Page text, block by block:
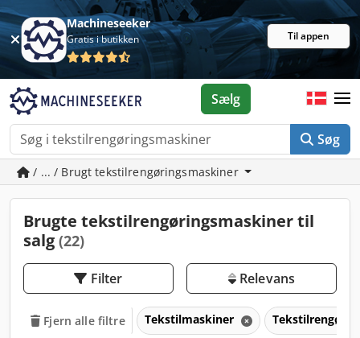
Machineseeker
Gratis i butikken Til appen
Søg
Sælg
/ ... / Brugt tekstilrengøringsmaskiner
Brugte tekstilrengøringsmaskiner til
salg (22)
Filter Relevans
Fjern alle filtre Tekstilmaskiner